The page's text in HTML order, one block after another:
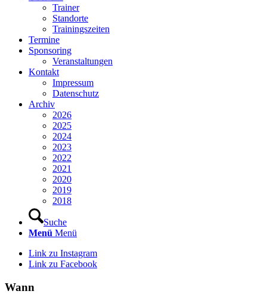
Trainer
Standorte
Trainingszeiten
Termine
Sponsoring
Veranstaltungen
Kontakt
Impressum
Datenschutz
Archiv
2026
2025
2024
2023
2022
2021
2020
2019
2018
Suche
Menü Menü
Link zu Instagram
Link zu Facebook
Wann